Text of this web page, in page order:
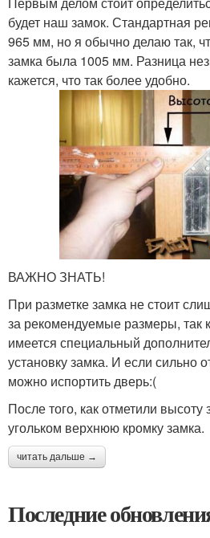
будет наш замок. Стандартная
965 мм, но я обычно делаю так,
замка была 1005 мм. Разница
кажется, что так более удобно.
ВАЖНО ЗНАТЬ!
При разметке замка не стоит
за рекомендуемые размеры, так
имеется специальный
установку замка. И если сильно
можно испортить дверь:(
После того, как отметили
угольком верхнюю кромку замка.
читать дальше →
Последние